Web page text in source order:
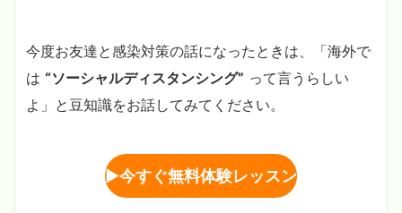
今度お友達と感染対策の話になったときは、「海外で
は “ソーシャルディスタンシング” って言うらしい
よ」と豆知識をお話してみてください。
▶︎今すぐ無料体験レッスン